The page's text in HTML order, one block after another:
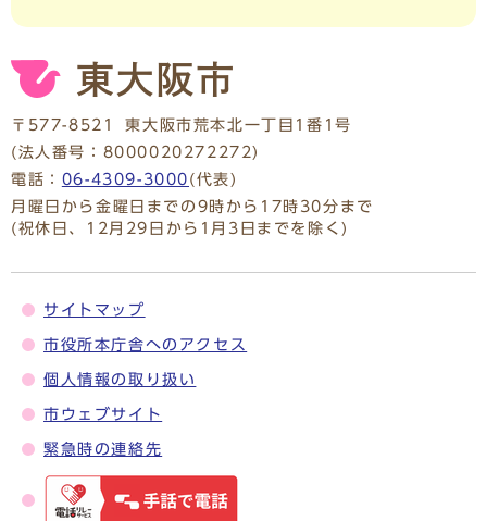
〒577-8521
東大阪市荒本北一丁目1番1号
(法人番号：8000020272272)
電話： 06-4309-3000 (代表)
月曜日から金曜日までの9時から17時30分まで
(祝休日、12月29日から1月3日までを除く)
サイトマップ
市役所本庁舎へのアクセス
個人情報の取り扱い
市ウェブサイト
緊急時の連絡先